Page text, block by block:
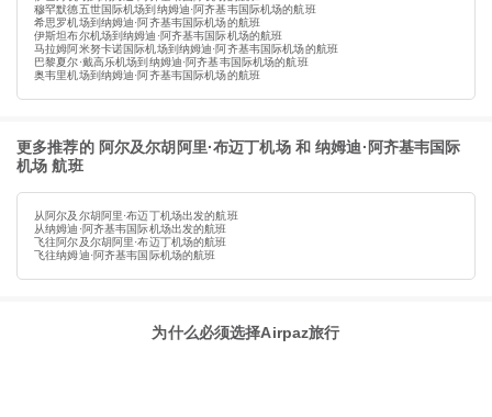
穆罕默德五世国际机场到纳姆迪·阿齐基韦国际机场的航班
希思罗机场到纳姆迪·阿齐基韦国际机场的航班
伊斯坦布尔机场到纳姆迪·阿齐基韦国际机场的航班
马拉姆阿米努卡诺国际机场到纳姆迪·阿齐基韦国际机场的航班
巴黎夏尔·戴高乐机场到纳姆迪·阿齐基韦国际机场的航班
奥韦里机场到纳姆迪·阿齐基韦国际机场的航班
更多推荐的 阿尔及尔胡阿里·布迈丁机场 和 纳姆迪·阿齐基韦国际
机场 航班
从阿尔及尔胡阿里·布迈丁机场出发的航班
从纳姆迪·阿齐基韦国际机场出发的航班
飞往阿尔及尔胡阿里·布迈丁机场的航班
飞往纳姆迪·阿齐基韦国际机场的航班
为什么必须选择Airpaz旅行